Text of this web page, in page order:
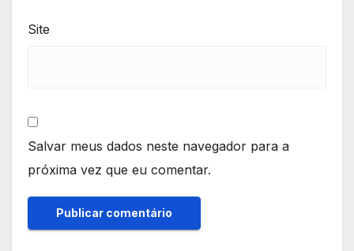
Site
Salvar meus dados neste navegador para a
próxima vez que eu comentar.